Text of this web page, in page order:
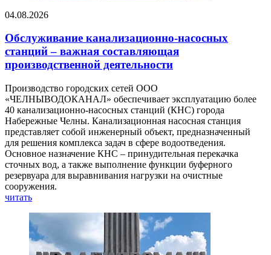
04.08.2026
Обслуживание канализационно-насосных
станций – важная составляющая
производственной деятельности
Производство городских сетей ООО
«ЧЕЛНЫВОДОКАНАЛ» обеспечивает эксплуатацию более
40 канализационно-насосных станций (КНС) города
Набережные Челны. Канализационная насосная станция
представляет собой инженерный объект, предназначенный
для решения комплекса задач в сфере водоотведения.
Основное назначение КНС – принудительная перекачка
сточных вод, а также выполнение функции буферного
резервуара для выравнивания нагрузки на очистные
сооружения.
читать